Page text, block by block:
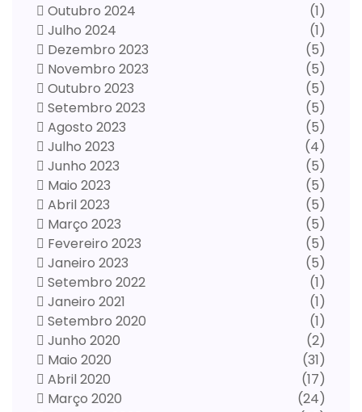
Outubro 2024
(1)
Julho 2024
(1)
Dezembro 2023
(5)
Novembro 2023
(5)
Outubro 2023
(5)
Setembro 2023
(5)
Agosto 2023
(5)
Julho 2023
(4)
Junho 2023
(5)
Maio 2023
(5)
Abril 2023
(5)
Março 2023
(5)
Fevereiro 2023
(5)
Janeiro 2023
(5)
Setembro 2022
(1)
Janeiro 2021
(1)
Setembro 2020
(1)
Junho 2020
(2)
Maio 2020
(31)
Abril 2020
(17)
Março 2020
(24)